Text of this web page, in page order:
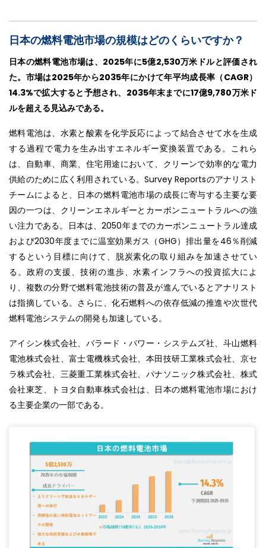
日本の燃料電池市場の規模はどのくらいですか？
日本の燃料電池市場は、2025年に5億2,530万米ドルと評価され
た。市場は2025年から2035年にかけて年平均成長率（CAGR）
14.3%で拡大すると予想され、2035年末までに17億9,780万米ド
ルを超える見込みである。
燃料電池は、水素と酸素を化学反応によって結合させて水を生成
する過程で電力を生み出すエネルギー変換装置である。これら
は、自動車、商業、住宅用途において、クリーンで効率的な電力
供給のために広く利用されている。Survey Reportsのアナリスト
チームによると、日本の燃料電池市場の成長に寄与する主要な要
因の一つは、クリーンエネルギーとカーボンニュートラルへの強
い注力である。日本は、2050年までのカーボンニュートラル達成
および2030年度までに温室効果ガス（GHG）排出量を46％削減
するという目標に向けて、脱炭素化の取り組みを加速させてい
る。政府の支援、技術の進歩、水素インフラへの投資拡大によ
り、複数の分野で燃料電池技術の普及が進んでいるとアナリスト
は指摘している。さらに、化石燃料への依存低減の推進や次世代
燃料電池システムの開発も加速している。
アイシン株式会社、バラード・パワー・システムズ社、斗山燃料
電池株式会社、富士電機株式会社、本田技研工業株式会社、京セ
ラ株式会社、三菱重工業株式会社、パナソニック株式会社、株式
会社東芝、トヨタ自動車株式会社は、日本の燃料電池市場におけ
る主要企業の一部である。